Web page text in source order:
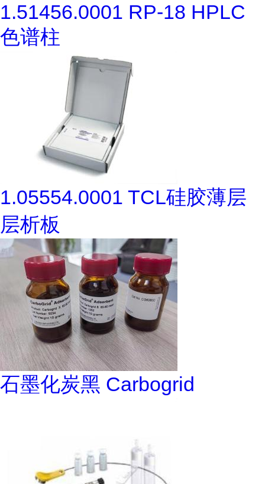
1.51456.0001 RP-18 HPLC
色谱柱
1.05554.0001 TCL硅胶薄层
层析板
石墨化炭黑 Carbogrid